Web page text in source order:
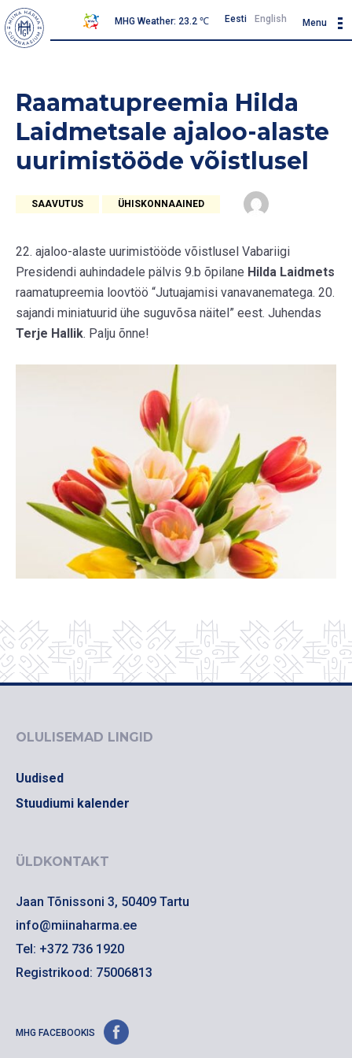
MHG Weather: 23.2 ℃ Eesti English Menu
Raamatupreemia Hilda
Laidmetsale ajaloo-alaste
uurimistööde võistlusel
SAAVUTUS ÜHISKONNAAINED
22. ajaloo-alaste uurimistööde võistlusel Vabariigi
Presidendi auhindadele pälvis 9.b õpilane Hilda Laidmets
raamatupreemia loovtöö “Jutuajamisi vanavanematega. 20.
sajandi miniatuurid ühe suguvõsa näitel” eest. Juhendas
Terje Hallik. Palju õnne!
OLULISEMAD LINGID
Uudised
Stuudiumi kalender
ÜLDKONTAKT
Jaan Tõnissoni 3, 50409 Tartu
info@miinaharma.ee
Tel: +372 736 1920
Registrikood: 75006813
MHG FACEBOOKIS